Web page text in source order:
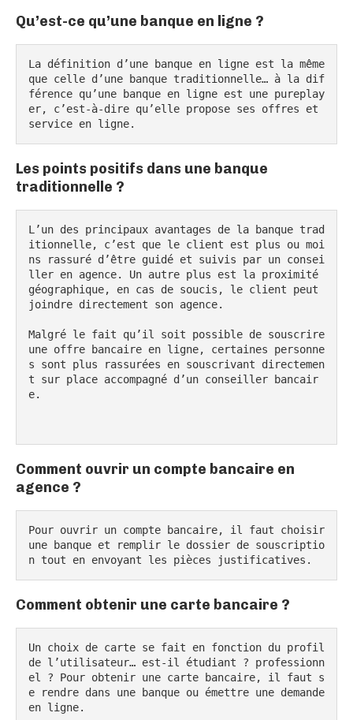
Qu’est-ce qu’une banque en ligne ?
La définition d’une banque en ligne est la même
que celle d’une banque traditionnelle… à la dif
férence qu’une banque en ligne est une pureplay
er, c’est-à-dire qu’elle propose ses offres et
service en ligne.
Les points positifs dans une banque
traditionnelle ?
L’un des principaux avantages de la banque trad
itionnelle, c’est que le client est plus ou moi
ns rassuré d’être guidé et suivis par un consei
ller en agence. Un autre plus est la proximité
géographique, en cas de soucis, le client peut
joindre directement son agence.
Malgré le fait qu’il soit possible de souscrire
une offre bancaire en ligne, certaines personne
s sont plus rassurées en souscrivant directemen
t sur place accompagné d’un conseiller bancair
e.
Comment ouvrir un compte bancaire en
agence ?
Pour ouvrir un compte bancaire, il faut choisir
une banque et remplir le dossier de souscriptio
n tout en envoyant les pièces justificatives.
Comment obtenir une carte bancaire ?
Un choix de carte se fait en fonction du profil
de l’utilisateur… est-il étudiant ? professionn
el ? Pour obtenir une carte bancaire, il faut s
e rendre dans une banque ou émettre une demande
en ligne.